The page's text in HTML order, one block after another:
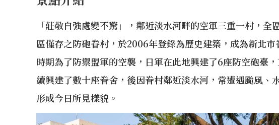
「莊敬自強處變不驚」，鄰近淡水河畔的空軍三重一村，全
區僅存之防砲眷村，於2006年登錄為歷史建築，成為新北
時期為了防禦盟軍的空襲，日軍在此地興建了6座防空砲臺
續興建了數十座眷舍，後因眷村鄰近淡水河，常遭遇颱風、
形成今日所見樣貌。